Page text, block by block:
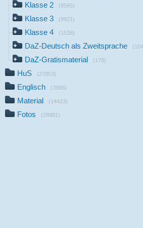
Klasse 2 (9565)
Klasse 3 (9921)
Klasse 4 (1538)
DaZ-Deutsch als Zweitsprache
DaZ-Gratismaterial (178)
HuS (27853)
Englisch (3988)
Material (14423)
Fotos (28981)